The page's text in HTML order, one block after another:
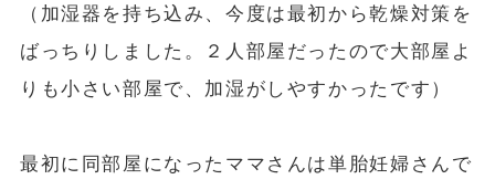
（加湿器を持ち込み、今度は最初から乾燥対策を
ばっちりしました。２人部屋だったので大部屋よ
りも小さい部屋で、加湿がしやすかったです）
最初に同部屋になったママさんは単胎妊婦さんで